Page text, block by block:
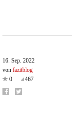
16. Sep. 2022
von fazitblog
0
467